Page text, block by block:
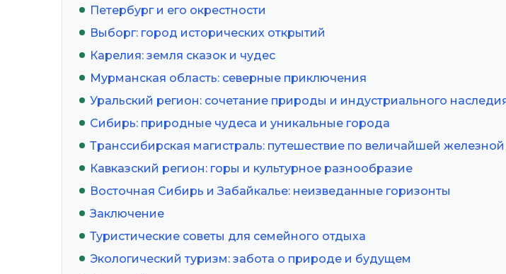
Петербург и его окрестности
Выборг: город исторических открытий
Карелия: земля сказок и чудес
Мурманская область: северные приключения
Уральский регион: сочетание природы и индустриального
Сибирь: природные чудеса и уникальные города
Транссибирская магистраль: путешествие по величайшей
Кавказский регион: горы и культурное разнообразие
Восточная Сибирь и Забайкалье: неизведанные горизонты
Заключение
Туристические советы для семейного отдыха
Экологический туризм: забота о природе и будущем